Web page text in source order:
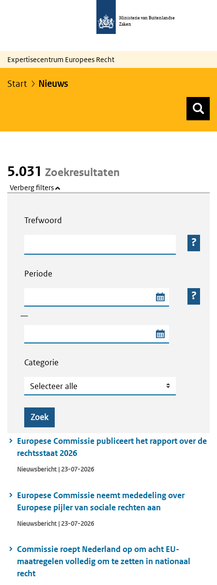
Ministerie van Buitenlandse
Zaken
Expertisecentrum Europees Recht
Start Nieuws
5.031 Zoekresultaten
Verberg filters
Trefwoord
Periode
—
Categorie
Categorie
Zoek
Europese Commissie publiceert het rapport over de
rechtsstaat 2026
Nieuwsbericht | 23-07-2026
Europese Commissie neemt mededeling over
Europese pijler van sociale rechten aan
Nieuwsbericht | 23-07-2026
Commissie roept Nederland op om acht EU-
maatregelen volledig om te zetten in nationaal
recht